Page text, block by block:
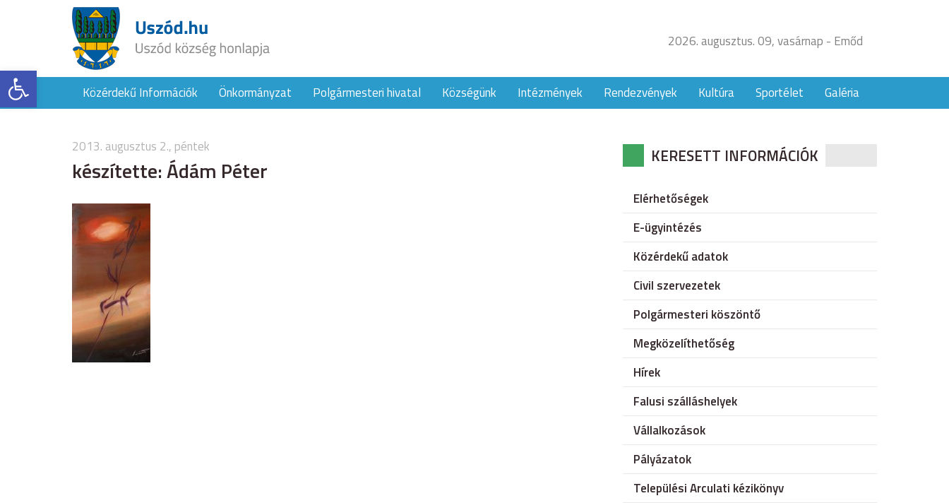
Eszköztár megnyitása
2026. augusztus. 09, vasárnap - Emőd
Közérdekű Információk Önkormányzat Polgármesteri hivatal Községünk Intézmények Rendezvények Kultúra Sportélet Galéria
2013. augusztus 2., péntek
készítette: Ádám Péter KERESETT INFORMÁCIÓK
Elérhetőségek
E-ügyintézés
Közérdekű adatok
Civil szervezetek
Polgármesteri köszöntő
Megközelíthetőség
Hírek
Falusi szálláshelyek
Vállalkozások
Pályázatok
Települési Arculati kézikönyv